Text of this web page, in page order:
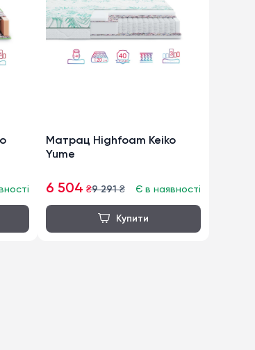
Матрац Highfoam Keiko
Yume
6 504 ₴9 291₴ Є в наявності